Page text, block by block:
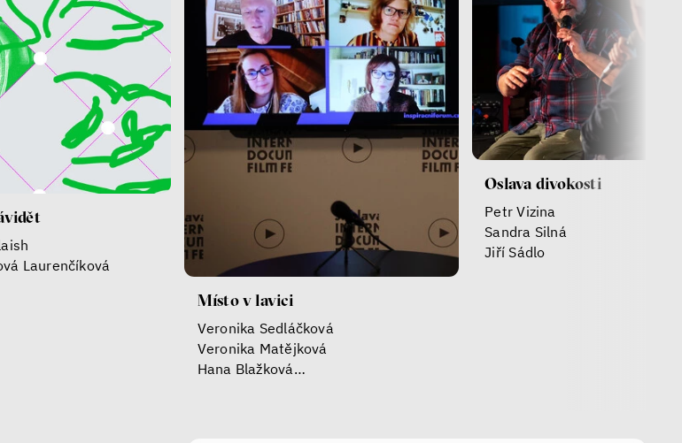
Laurenčíková
Místo v lavici
Veronika Sedláčková
Veronika Matějková
Hana Blažková
Oslava divokosti
Petr Vizina
Sandra Silná
Jiří Sádlo